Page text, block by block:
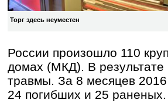
Торг здесь неуместен
России произошло 110
домах (МКД). В
травмы. За 8 месяцев 2016
24 погибших и 25 раненых.